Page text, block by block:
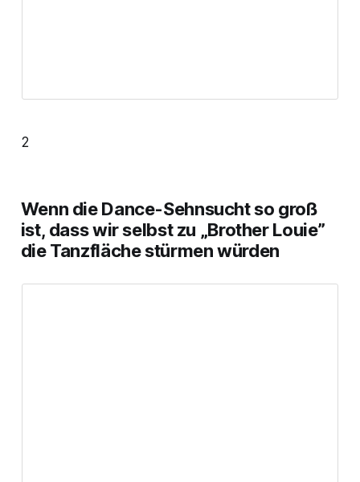
2
Wenn die Dance-Sehnsucht so groß
ist, dass wir selbst zu „Brother Louie”
die Tanzfläche stürmen würden